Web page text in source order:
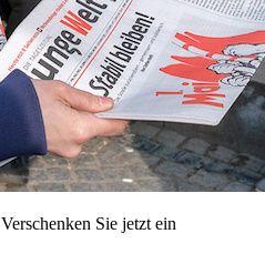
Verschenken Sie jetzt ein